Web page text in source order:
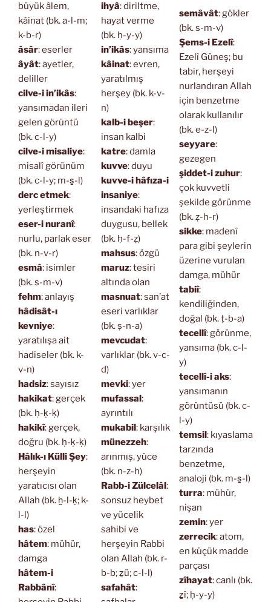
büyük âlem,
kâinat (bk. a-l-m;
k-b-r)
âsâr: eserler
âyât: ayetler,
deliller
cilve-i in’ikâs:
yansımadan ileri
gelen görüntü
(bk. c-l-y)
cilve-i misaliye:
misalî görünüm
(bk. c-l-y; m-s̱-l)
derc etmek:
yerleştirmek
eser-i nuranî:
nurlu, parlak eser
(bk. n-v-r)
esmâ: isimler
(bk. s-m-v)
fehm: anlayış
hâdisât-ı
kevniye:
yaratılışa ait
hadiseler (bk. k-
v-n)
hadsiz: sayısız
hakikat: gerçek
(bk. ḥ-ḳ-ḳ)
hakikî: gerçek,
doğru (bk. ḥ-ḳ-ḳ)
Hâlık-ı Külli Şey:
herşeyin
yaratıcısı olan
Allah (bk. ḫ-l-ḳ; k-
l-l)
has: özel
hâtem: mühür,
damga
hâtem-i
Rabbânî:
ihyâ: diriltme,
hayat verme
(bk. ḥ-y-y)
in’ikâs: yansıma
kâinat: evren,
yaratılmış
herşey (bk. k-v-
n)
kalb-i beşer:
insan kalbi
katre: damla
kuvve: duyu
kuvve-i hâfıza-i
insaniye:
insandaki hafıza
duygusu, bellek
(bk. ḥ-f-ẓ)
mahsus: özgü
maruz: tesiri
altında olan
masnuat: san’at
eseri varlıklar
(bk. ṣ-n-a)
mevcudat:
varlıklar (bk. v-c-
d)
mevki: yer
mufassal :
ayrıntılı
mukabil : karşılık
münezzeh:
arınmış, yüce
(bk. n-z-h)
Rabb-i Zülcelâl :
sonsuz heybet
ve yücelik
sahibi ve
herşeyin Rabbi
olan Allah (bk. r-
b-b; ẕü; c-l-l)
safahât:
semâvât: gökler
(bk. s-m-v)
Şems-i Ezelî:
Ezelî Güneş; bu
tabir, herşeyi
nurlandıran Allah
için benzetme
olarak kullanılır
(bk. e-z-l)
seyyare:
gezegen
şiddet-i zuhur:
çok kuvvetli
şekilde görünme
(bk. ẓ-h-r)
sikke: madenî
para gibi şeylerin
üzerine vurulan
damga, mühür
tabiî:
kendiliğinden,
doğal (bk. ṭ-b-a)
tecellî: görünme,
yansıma (bk. c-l-
y)
tecellî-i aks:
yansımanın
görüntüsü (bk. c-
l-y)
temsil : kıyaslama
tarzında
benzetme,
analoji (bk. m-s̱-l)
turra: mühür,
nişan
zemin: yer
zerrecik: atom,
en küçük madde
parçası
zîhayat: canlı (bk.
ẕî; ḥ-y-y)